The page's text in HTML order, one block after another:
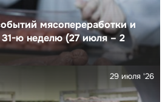
мясопереработки и
ю неделю (27 июля – 2
29 июля '26